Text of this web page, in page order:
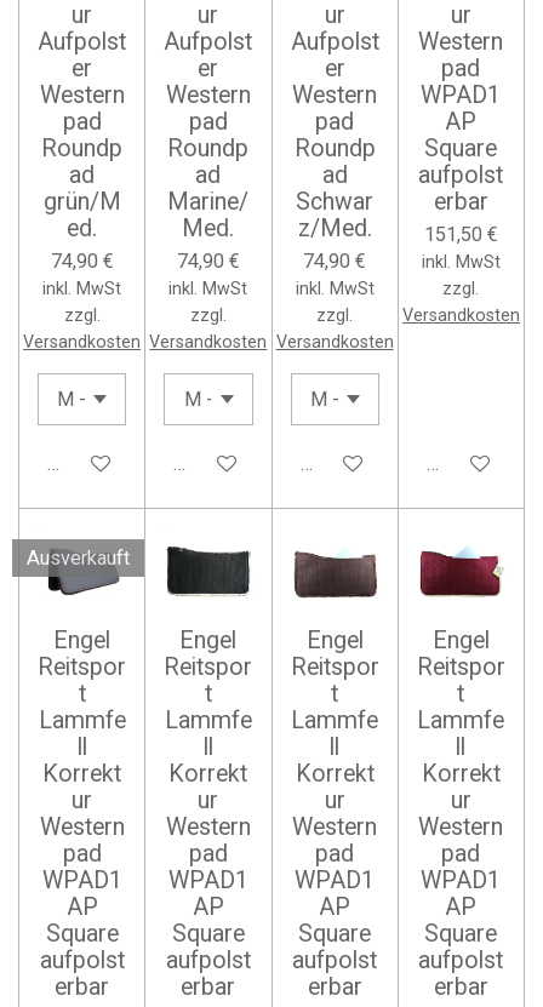
ur
Aufpolst
er
Western
pad
Roundp
ad
grün/M
ed.
74,90 €
inkl. MwSt
zzgl.
Versandkosten
In den Warenkorb
ur
Aufpolst
er
Western
pad
Roundp
ad
Marine/
Med.
74,90 €
inkl. MwSt
zzgl.
Versandkosten
In den Warenkorb
ur
Aufpolst
er
Western
pad
Roundp
ad
Schwar
z/Med.
74,90 €
inkl. MwSt
zzgl.
Versandkosten
In den Warenkorb
ur
Western
pad
WPAD1
AP
Square
aufpolst
erbar
151,50 €
inkl. MwSt
zzgl.
Versandkosten
In den
Ausverkauft
Engel
Reitspor
t
Lammfe
Korrekt
ur
Western
pad
WPAD1
AP
Square
aufpolst
erbar
Engel
Reitspor
t
Lammfe
Korrekt
ur
Western
pad
WPAD1
AP
Square
aufpolst
erbar
Engel
Reitspor
t
Lammfe
Korrekt
ur
Western
pad
WPAD1
AP
Square
aufpolst
erbar
Engel
Reitspor
t
Lammfe
Korrekt
ur
Western
pad
WPAD1
AP
Square
aufpolst
erbar